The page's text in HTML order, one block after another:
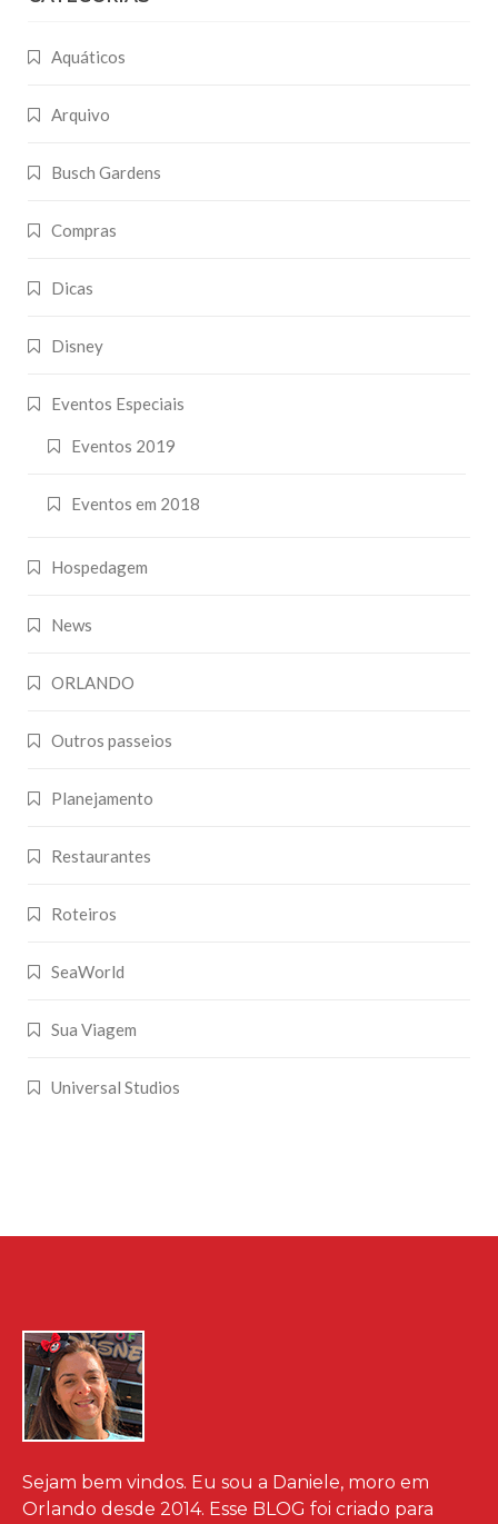
Aquáticos
Arquivo
Busch Gardens
Compras
Dicas
Disney
Eventos Especiais
Eventos 2019
Eventos em 2018
Hospedagem
News
ORLANDO
Outros passeios
Planejamento
Restaurantes
Roteiros
SeaWorld
Sua Viagem
Universal Studios
Sejam bem vindos. Eu sou a Daniele, moro em
Orlando desde 2014. Esse BLOG foi criado para